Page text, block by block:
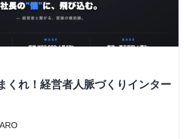
くれ！経営者人脈づくりインター